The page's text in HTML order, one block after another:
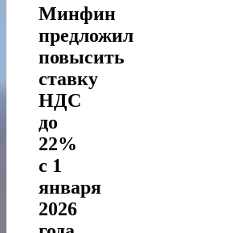
Минфин
предложил
повысить
ставку
НДС
до
22%
с 1
января
2026